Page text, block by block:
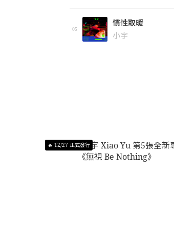
慣性取暖
小宇
🔥 12/27 正式發行